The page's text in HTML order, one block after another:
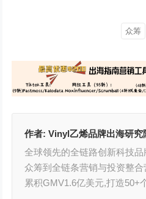
众筹
作者:Vinyl乙烯品牌出海研究
全球领先的全链路创新科技
众筹到全链条营销与投资整
累积GMV1.6亿美元,打造50+